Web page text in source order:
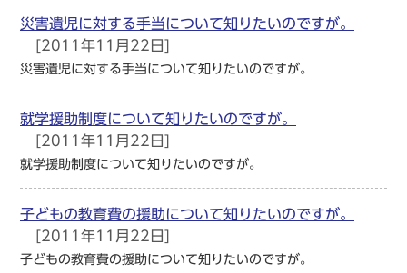
災害遺児に対する手当について知りたいのですが。
[2011年11月22日]
災害遺児に対する手当について知りたいのですが。
就学援助制度について知りたいのですが。
[2011年11月22日]
就学援助制度について知りたいのですが。
子どもの教育費の援助について知りたいのですが。
[2011年11月22日]
子どもの教育費の援助について知りたいのですが。